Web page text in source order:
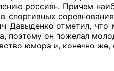
россиян. Причем
спортивных
Давыденко отметил,
поэтому он пожелал
юмора и, конечно